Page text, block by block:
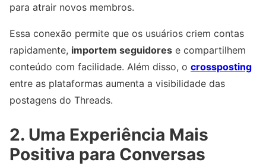
para atrair novos membros.
Essa conexão permite que os usuários criem contas
rapidamente, importem seguidores e compartilhem
conteúdo com facilidade. Além disso, o crossposting
entre as plataformas aumenta a visibilidade das
postagens do Threads.
2. Uma Experiência Mais
Positiva para Conversas